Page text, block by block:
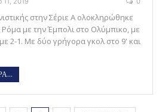
στην Σέριε Α ολοκληρώθηκε
με την Έμπολι στο Ολύμπικο, με
2-1. Με δύο γρήγορα γκολ στο 9' και